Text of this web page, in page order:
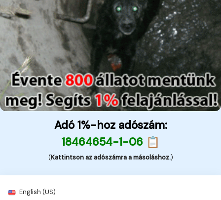
Adó 1%-hoz adószám:
18464654-1-06 📋
(Kattintson az adószámra a másoláshoz.)
English (US)